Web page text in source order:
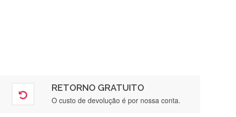
RETORNO GRATUITO
O custo de devolução é por nossa conta.